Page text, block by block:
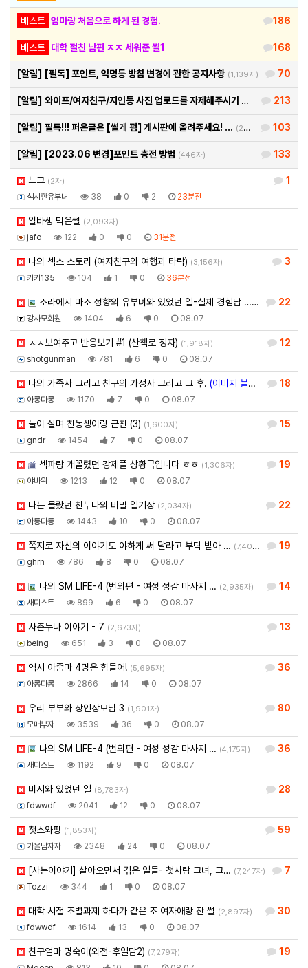
베스트 엄마랑 처음으로 하게 된 경험. 186
베스트 대학 절친 남편 ㅈㅈ 세워준 썰1 168
70
[알림] [필독] 포인트, 익명등 방침 변경에 관한 공지사항 (1,139자)
213
[알림] 와이프/여자친구/지인등 사진 업로드를 자제해주시기 바랍… (460자)
103
[알림] 필독!!! 퍼온글은 [썰게 펌] 게시판에 올려주세요! … (290자)
133
[알림] [2023.06 변경]포인트 충전 방법 (446자)
1
느그 (2자)
섹시한유부녀 38 0 2 23분전
알바생 먹은썰 (2,093자)
jafo 122 0 0 31분전
3
나의 섹스 스토리 (여자친구와 여행과 타락) (3,156자)
키키135 104 1 0 36분전
22
소라에서 마조 성향의 유부녀와 있었던 일-실제 경험담 … (이미지 블라
강사모회원 1404 6 0 08.07
12
ㅈㅈ보여주고 반응보기 #1 (산책로 정자) (1,918자)
shotgunman 781 6 0 08.07
18
나의 가족사 그리고 친구의 가정사 그리고 그 후. (이미지 블라인드) (7,122자)
아롱다롱 1170 7 0 08.07
15
둘이 살며 친동생이랑 근친 (3) (1,600자)
gndr 1454 7 0 08.07
19
섹파랑 개꼴렸던 강제플 상황극입니다 ㅎㅎ (1,306자)
야바위 1213 12 0 08.07
22
나는 몰랐던 친누나의 비밀 일기장 (2,034자)
아롱다롱 1443 10 0 08.07
19
쪽지로 자신의 이야기도 야하게 써 달라고 부탁 받아 … (7,403자)
ghrn 786 8 0 08.07
14
나의 SM LIFE-4 (번외편 - 여성 성감 마사지 … (2,935자)
새디스트 899 6 0 08.07
13
사촌누나 이야기 - 7 (2,673자)
being 651 3 0 08.07
36
역시 아줌마 4명은 힘들어! (5,695자)
아롱다롱 2866 14 0 08.07
80
우리 부부와 장인장모님 3 (1,901자)
모매부자 3539 36 0 08.07
36
나의 SM LIFE-4 (번외편 - 여성 성감 마사지 … (4,175자)
새디스트 1192 9 0 08.07
28
비서와 있었던 일 (8,783자)
fdwwdf 2041 12 0 08.07
59
첫스와핑 (1,853자)
가을남자자 2348 24 0 08.07
7
[사는이야기] 살아오면서 겪은 일들- 첫사랑 그녀, 그… (7,247자)
Tozzi 344 1 0 08.07
30
대학 시절 조별과제 하다가 같은 조 여자애랑 잔 썰 (2,897자)
fdwwdf 1614 13 0 08.07
19
친구엄마 명숙이(외전-후일담2) (7,279자)